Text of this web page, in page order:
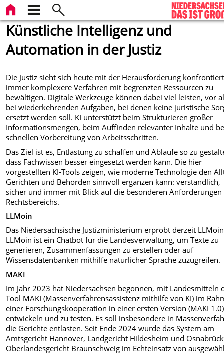
Künstliche Intelligenz und
Automation in der Justiz
Die Justiz sieht sich heute mit der Herausforderung
immer komplexere Verfahren mit begrenzten Ressourcen zu
bewältigen. Digitale Werkzeuge können dabei viel leisten, vor
bei wiederkehrenden Aufgaben, bei denen keine juristische
ersetzt werden soll. KI unterstützt beim Strukturieren großer
Informationsmengen, beim Auffinden relevanter Inhalte und
schnellen Vorbereitung von Arbeitsschritten.
Das Ziel ist es, Entlastung zu schaffen und Abläufe so zu
dass Fachwissen besser eingesetzt werden kann. Die hier
vorgestellten KI-Tools zeigen, wie moderne Technologie den
Gerichten und Behörden sinnvoll ergänzen kann: verständlich,
sicher und immer mit Blick auf die besonderen Anforderungen
Rechtsbereichs.
LLMoin
Das Niedersächsische Justizministerium erprobt derzeit
LLMoin ist ein Chatbot für die Landesverwaltung, um Texte zu
generieren, Zusammenfassungen zu erstellen oder auf
Wissensdatenbanken mithilfe natürlicher Sprache zuzugreifen.
MAKI
Im Jahr 2023 hat Niedersachsen begonnen, mit Landesmitteln
Tool MAKI (Massenverfahrensassistenz mithilfe von KI) im
einer Forschungskooperation in einer ersten Version (MAKI
entwickeln und zu testen. Es soll insbesondere in
die Gerichte entlasten. Seit Ende 2024 wurde das System am
Amtsgericht Hannover, Landgericht Hildesheim und
Oberlandesgericht Braunschweig im Echteinsatz von